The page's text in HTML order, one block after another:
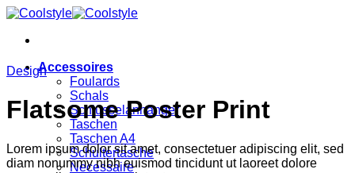
Zum
springen
Accessoires
Foulards
Schals
Schlüsselanhänger
Taschen
Taschen A4
Schultertasche
Necessaire
Design
Flatsome Poster Print
Lorem ipsum dolor sit amet, consectetuer adipiscing elit, sed
diam nonummy nibh euismod tincidunt ut laoreet dolore